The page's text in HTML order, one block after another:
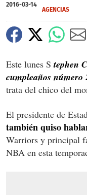
2016-03-14
AGENCIAS
Este lunes Stephen
cumpleaños número
trata del chico del
El presidente de
también quiso
Warriors y principal
NBA en esta